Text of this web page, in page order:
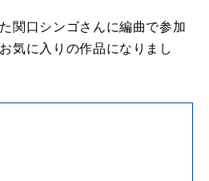
関口シンゴさんに編曲で参加
気に入りの作品になりまし